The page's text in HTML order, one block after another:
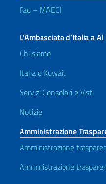
Faq – MAECI
L’Ambasciata d’Italia a
Chi siamo
Italia e Kuwait
Servizi Consolari e Visti
Notizie
Amministrazione
Amministrazione
Amministrazione